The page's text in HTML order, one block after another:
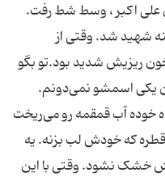
اکبر ، وسط شط رفت.
شهید شد. وقتی از
ریزیش شدید بود.تو بگو
یکی اسمشو نمی‌دونم.
آب قمقمه رو می‌ریخت
که خودش لب بزنه. یه
خشک نشود. وقتی با این